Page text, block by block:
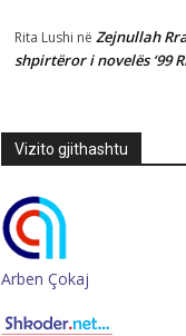
Rita Lushi në Zejnullah
shpirtëror i novelës ‘99
Vizito gjithashtu
Arben Çokaj